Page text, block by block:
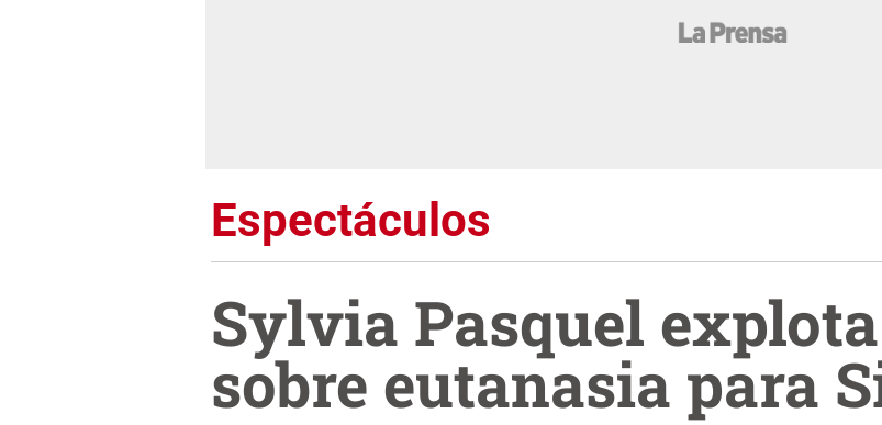
Espectáculos
Sylvia Pasquel
sobre eutanasia para